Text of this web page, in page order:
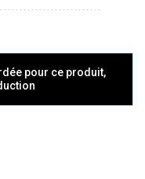
pour ce produit,